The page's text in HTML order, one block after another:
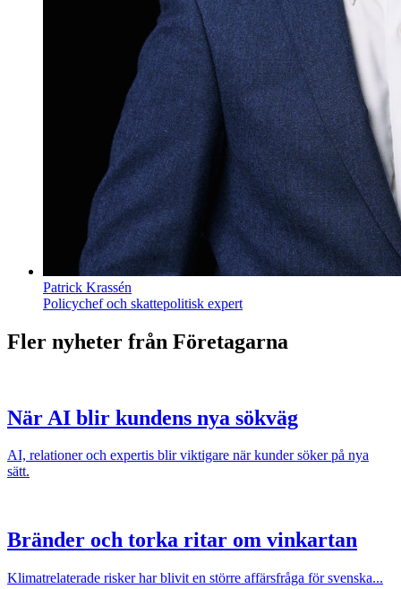
Patrick Krassén
Policychef och skattepolitisk expert
Fler nyheter från Företagarna
När AI blir kundens nya sökväg
AI, relationer och expertis blir viktigare när kunder söker på nya
sätt.
Bränder och torka ritar om vinkartan
Klimatrelaterade risker har blivit en större affärsfråga för svenska...